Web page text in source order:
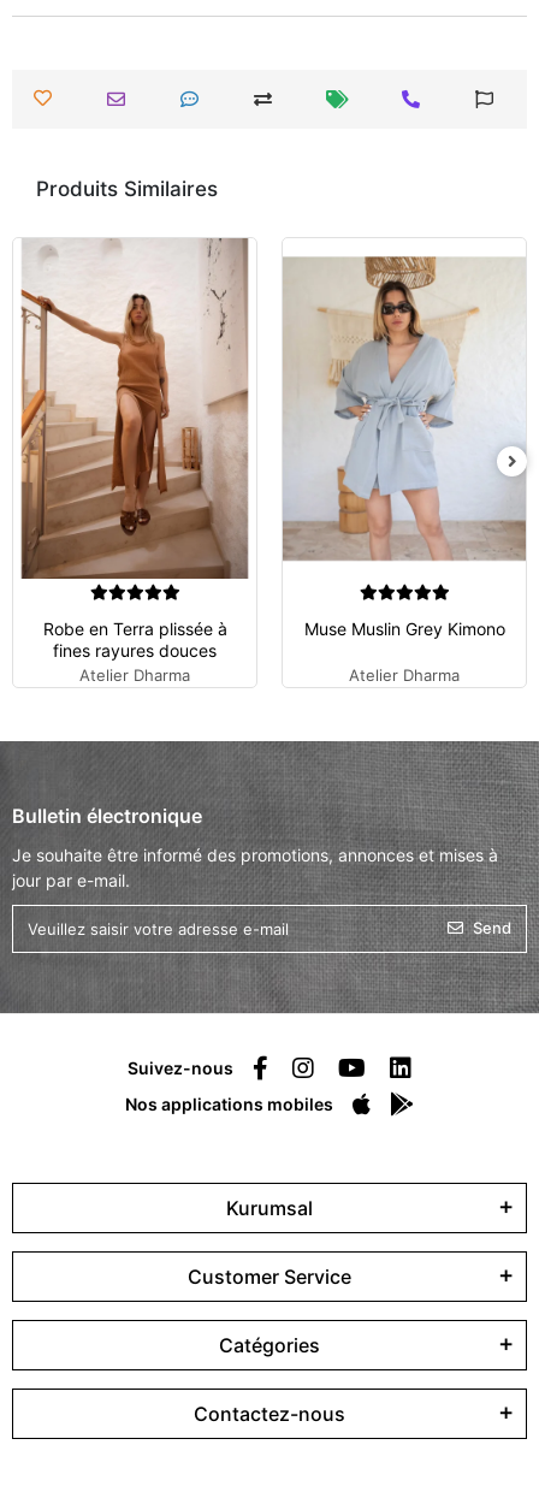
Produits Similaires
Robe en Terra plissée à
fines rayures douces
Atelier Dharma
Muse Muslin Grey Kimono
Atelier Dharma
Bulletin électronique
Je souhaite être informé des promotions, annonces et mises à
jour par e-mail.
Send
Suivez-nous
Nos applications mobiles
Kurumsal
Customer Service
Catégories
Contactez-nous